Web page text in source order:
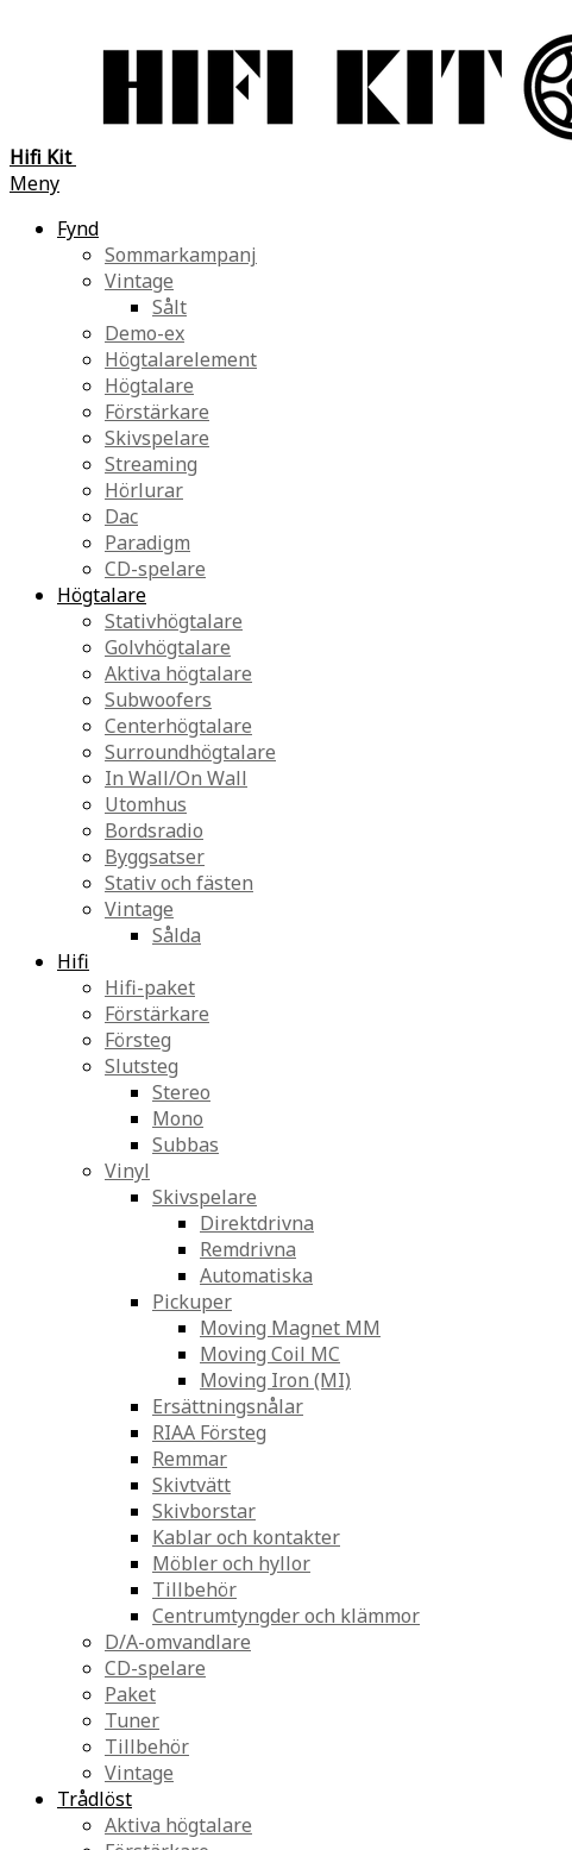
Hifi Kit
Meny
Fynd
Sommarkampanj
Vintage
Sålt
Demo-ex
Högtalarelement
Högtalare
Förstärkare
Skivspelare
Streaming
Hörlurar
Dac
Paradigm
CD-spelare
Högtalare
Stativhögtalare
Golvhögtalare
Aktiva högtalare
Subwoofers
Centerhögtalare
Surroundhögtalare
In Wall/On Wall
Utomhus
Bordsradio
Byggsatser
Stativ och fästen
Vintage
Sålda
Hifi
Hifi-paket
Förstärkare
Försteg
Slutsteg
Stereo
Mono
Subbas
Vinyl
Skivspelare
Direktdrivna
Remdrivna
Automatiska
Pickuper
Moving Magnet MM
Moving Coil MC
Moving Iron (MI)
Ersättningsnålar
RIAA Försteg
Remmar
Skivtvätt
Skivborstar
Kablar och kontakter
Möbler och hyllor
Tillbehör
Centrumtyngder och klämmor
D/A-omvandlare
CD-spelare
Paket
Tuner
Tillbehör
Vintage
Trådlöst
Aktiva högtalare